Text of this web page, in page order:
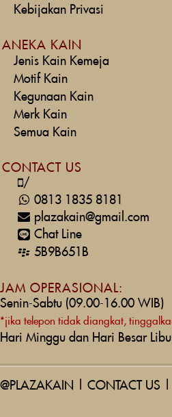
Kebijakan Privasi
ANEKA KAIN
Jenis Kain Kemeja
Motif Kain
Kegunaan Kain
Merk Kain
Semua Kain
CONTACT US
/
0813 1835 8181
plazakain@gmail.com
Chat Line
5B9B651B
JAM OPERASIONAL:
Senin-Sabtu (09.00-16.00 WIB)
*jika telepon tidak diangkat,
Hari Minggu dan Hari Besar
@PLAZAKAIN CONTACT US